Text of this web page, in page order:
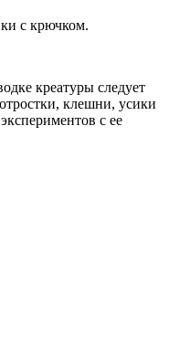
с крючком.
креатуры следует
клешни, усики
с ее